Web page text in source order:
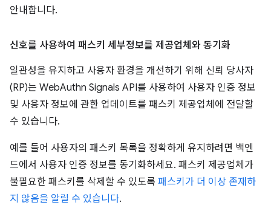
안내합니다.
신호를 사용하여 패스키 세부정보를 제공업체와 동기화
일관성을 유지하고 사용자 환경을 개선하기 위해 신뢰 당사자
(RP)는 WebAuthn Signals API를 사용하여 사용자 인증 정보
및 사용자 정보에 관한 업데이트를 패스키 제공업체에 전달할
수 있습니다.
예를 들어 사용자의 패스키 목록을 정확하게 유지하려면 백엔
드에서 사용자 인증 정보를 동기화하세요. 패스키 제공업체가
불필요한 패스키를 삭제할 수 있도록 패스키가 더 이상 존재하
지 않음을 알릴 수 있습니다.